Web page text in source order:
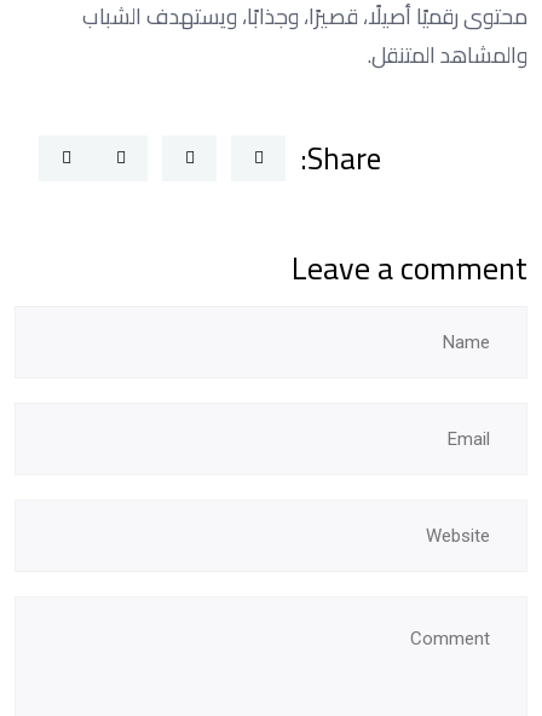
محتوى رقميًا أصيلًا، قصيرًا، وجذابًا، ويستهدف الشباب
والمشاهد المتنقل.
Share:
Leave a comment